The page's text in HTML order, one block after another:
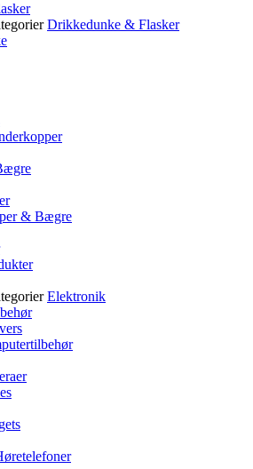
Drikkedunke & Flasker
& Bægre
Elektronik